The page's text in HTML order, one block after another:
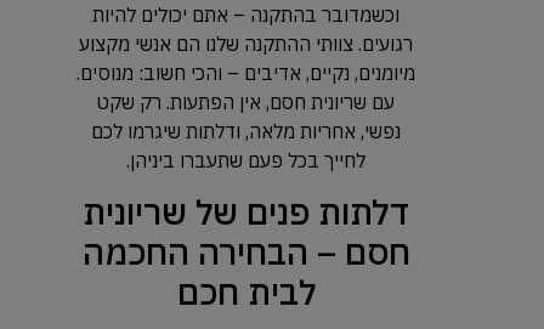
וכשמדובר בהתקנה – אתם יכולים להיות
רגועים. צוותי ההתקנה שלנו הם אנשי מקצוע
מיומנים, נקיים, אדיבים – והכי חשוב: מנוסים.
עם שריונית חסם, אין הפתעות. רק שקט
נפשי, אחריות מלאה, ודלתות שיגרמו לכם
לחייך בכל פעם שתעברו ביניהן.
דלתות פנים של שריונית
חסם – הבחירה החכמה
לבית חכם